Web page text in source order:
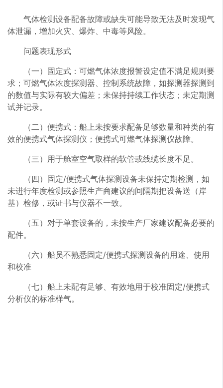
气体检测设备配备故障或缺失可能导致无法及时发现气
体泄漏，增加火灾、爆炸、中毒等风险。
问题表现形式
（一）固定式：可燃气体浓度报警设定值不满足规则要
求；可燃气体浓度探测器、控制系统故障，如探测器探测到
的数值与实际有较大偏差；未保持持续工作状态；未定期测
试并记录。
（二）便携式：船上未按要求配备足够数量和种类的有
效的便携式气体探测仪；便携式可燃气体探测仪故障。
（三）用于舱室空气取样的软管或线缆长度不足。
（四）固定/便携式气体探测设备未保持定期检测，如
未进行年度检测或参照生产商建议的间隔期把设备送（岸
基）检修，或证书与仪器不一致。
（五）对于单套设备的，未按生产厂家建议配备必要的
配件。
（六）船员不熟悉固定/便携式探测设备的用途、使用
和校准
（七）船上未配有足够、有效地用于校准固定/便携式
分析仪的标准样气。